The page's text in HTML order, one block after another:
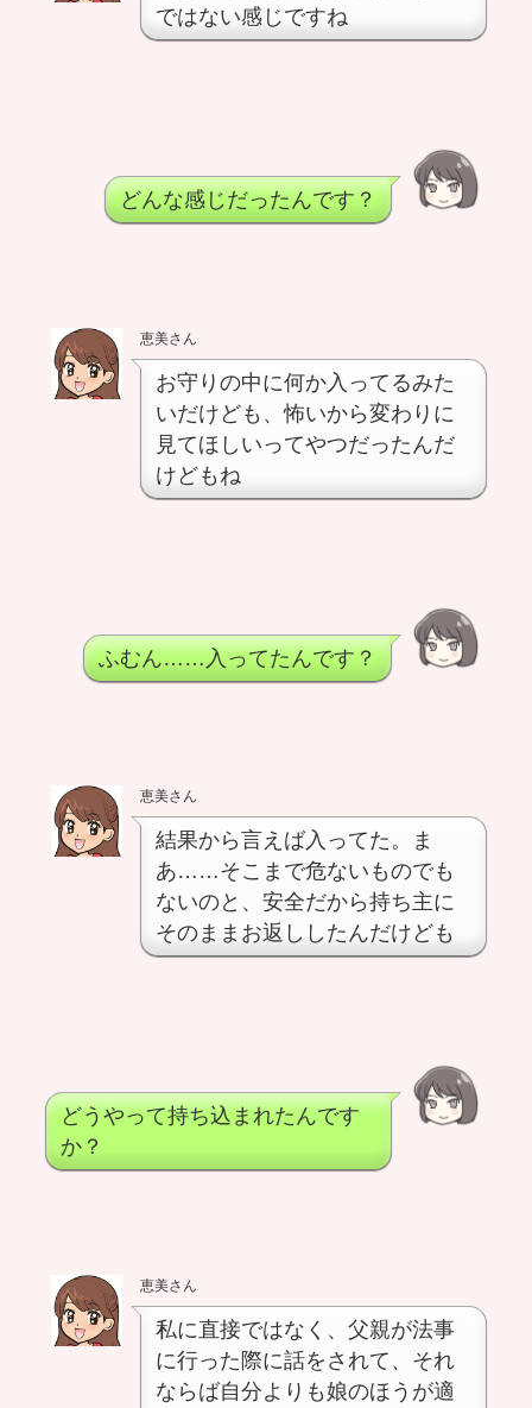
ではない感じですね
どんな感じだったんです？
恵美さん
お守りの中に何か入ってるみた
いだけども、怖いから変わりに
見てほしいってやつだったんだ
けどもね
ふむん……入ってたんです？
恵美さん
結果から言えば入ってた。ま
あ……そこまで危ないものでも
ないのと、安全だから持ち主に
そのままお返ししたんだけども
どうやって持ち込まれたんです
か？
恵美さん
私に直接ではなく、父親が法事
に行った際に話をされて、それ
ならば自分よりも娘のほうが適